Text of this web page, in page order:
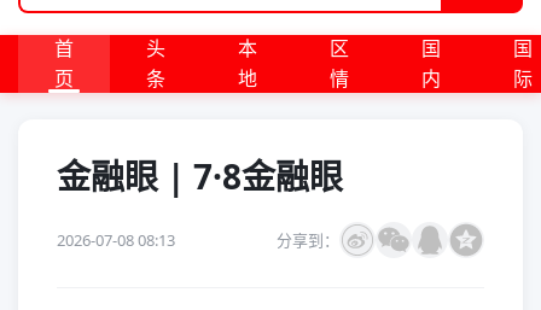
首
页
头
条
本
地
区
情
国
内
国
际
金融眼 | 7·8金融眼
2026-07-08 08:13 分享到：